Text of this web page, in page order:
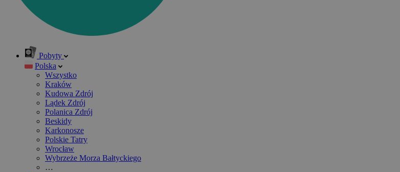
Pobyty
Polska
Wszystko
Kraków
Kudowa Zdrój
Lądek Zdrój
Polanica Zdrój
Beskidy
Karkonosze
Polskie Tatry
Wrocław
Wybrzeże Morza Bałtyckiego
…